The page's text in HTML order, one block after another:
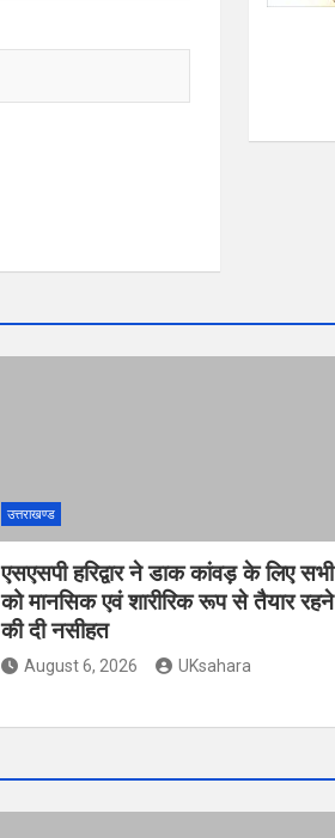
उत्तराखण्ड
एसएसपी हरिद्वार ने डाक कांवड़ के लिए सभी
को मानसिक एवं शारीरिक रूप से तैयार रहने
की दी नसीहत
August 6, 2026 UKsahara